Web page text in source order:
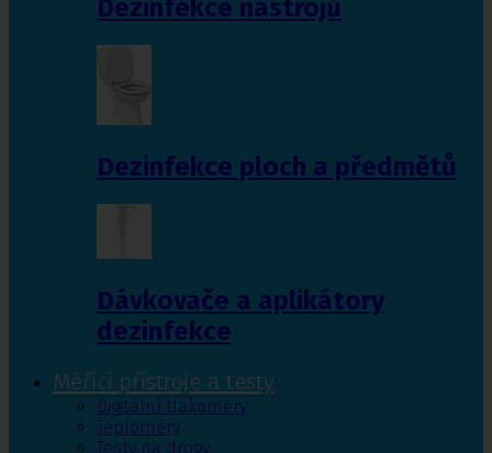
Dezinfekce nástrojů
Dezinfekce ploch a předmětů
Dávkovače a aplikátory
dezinfekce
Měřící přístroje a testy
Digitální tlakoměry
Teploměry
Testy na drogy